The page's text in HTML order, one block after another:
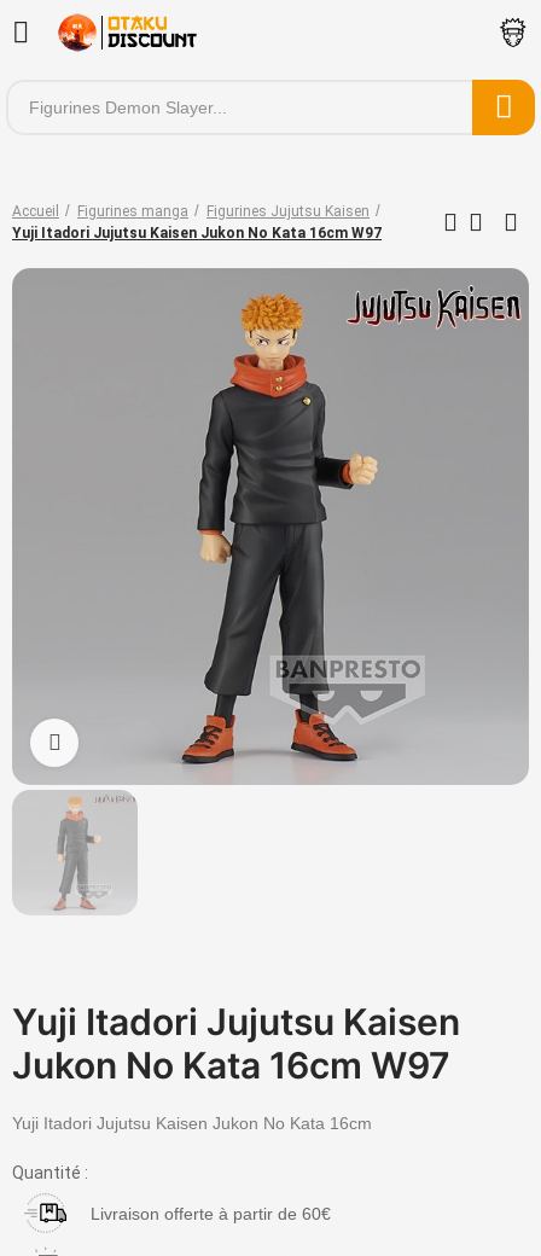
Accueil Figurines manga
Figurines Jujutsu Kaisen
Yuji Itadori Jujutsu Kaisen Jukon No Kata 16cm W97
Cliquez pour agrandir
Yuji Itadori Jujutsu Kaisen
Jukon No Kata 16cm W97
Yuji Itadori Jujutsu Kaisen Jukon No Kata 16cm
Quantité :
Livraison offerte à partir de 60€